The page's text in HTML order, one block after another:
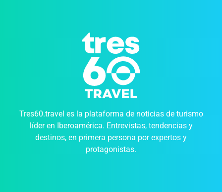
Tres60.travel es la plataforma de noticias de turismo
líder en Iberoamérica. Entrevistas, tendencias y
destinos, en primera persona por expertos y
protagonistas.